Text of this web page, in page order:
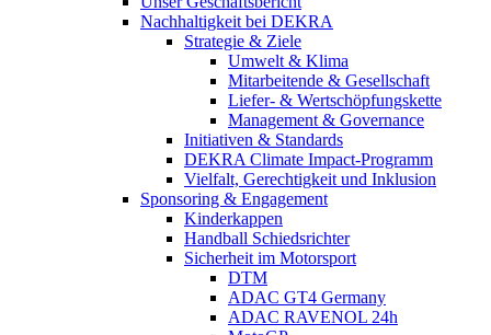
Nachhaltigkeit bei DEKRA
Strategie & Ziele
Umwelt & Klima
Mitarbeitende & Gesellschaft
Liefer- & Wertschöpfungskette
Management & Governance
Initiativen & Standards
DEKRA Climate Impact-Programm
Vielfalt, Gerechtigkeit und Inklusion​
Sponsoring & Engagement
Kinderkappen
Handball Schiedsrichter
Sicherheit im Motorsport
DTM
ADAC GT4 Germany
ADAC RAVENOL 24h